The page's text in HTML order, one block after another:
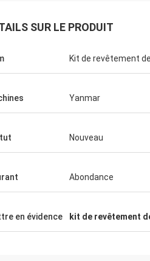
SUR LE PRODUIT
Kit de revêtement
Yanmar
Nouveau
Abondance
en évidence kit de revêtement